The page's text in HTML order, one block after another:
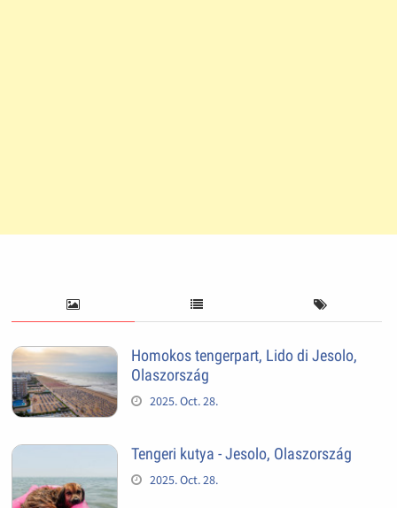
Homokos tengerpart, Lido di Jesolo,
Olaszország
2025. Oct. 28.
Tengeri kutya - Jesolo, Olaszország
2025. Oct. 28.